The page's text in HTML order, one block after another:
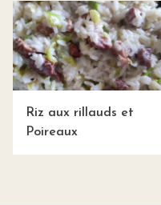
Riz aux rillauds et
Poireaux